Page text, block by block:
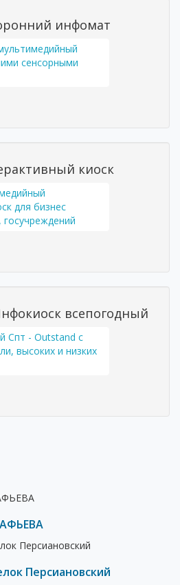
инфомат
киоск
всепогодный
Персиановский